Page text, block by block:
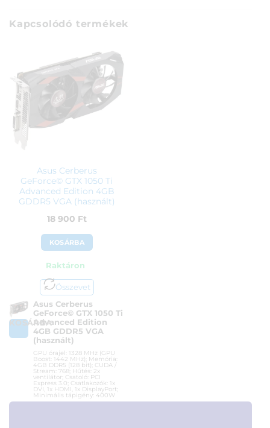
Kapcsolódó termékek
Asus Cerberus
GeForce© GTX 1050 Ti
Advanced Edition 4GB
GDDR5 VGA (használt)
18 900 Ft
KOSÁRBA
Raktáron
Összevet
KOSÁRBA
Asus Cerberus
GeForce© GTX 1050 Ti
Advanced Edition
4GB GDDR5 VGA
(használt)
GPU órajel: 1328 MHz (GPU
Boost: 1442 MHz); Memória:
4GB DDR5 (128 bit); CUDA /
Stream: 768; Hűtés: 2x
ventilátor; Csatoló: PCI
Express 3.0; Csatlakozók: 1x
DVI, 1x HDMI, 1x DisplayPort;
Minimális tápigény: 400W